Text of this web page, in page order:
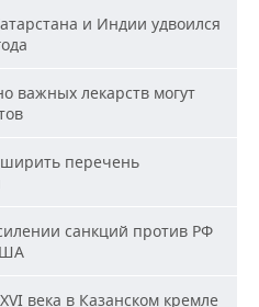
и Индии удвоился
важных лекарств могут
перечень
санкций против РФ
века в Казанском кремле